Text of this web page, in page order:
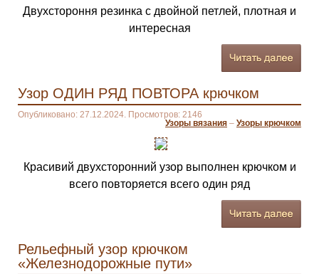
Двухстороння резинка с двойной петлей, плотная и
интересная
Узор ОДИН РЯД ПОВТОРА крючком
Опубликовано: 27.12.2024. Просмотров: 2146
Узоры вязания – Узоры крючком
Красивий двухсторонний узор выполнен крючком и
всего повторяется всего один ряд
Рельефный узор крючком
«Железнодорожные пути»